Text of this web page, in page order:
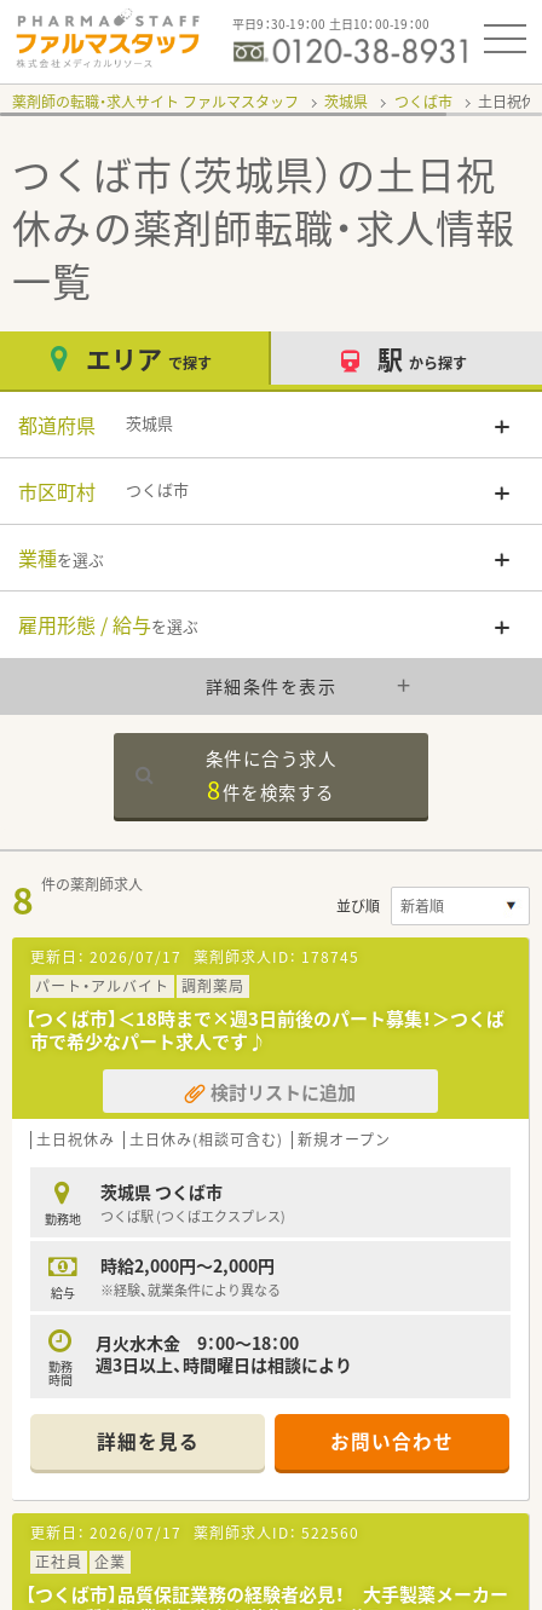
平日9：30-19：00 土日10：00-19：00
薬剤師の転職・求人サイト ファルマスタッフ 茨城県 つくば市 土日祝
つくば市（茨城県）の土日祝
休みの薬剤師転職・求人情報
一覧
エリア で探す 駅 から探す
都道府県 茨城県
市区町村 つくば市
業種を選ぶ
雇用形態 / 給与を選ぶ
詳細条件を表示
条件に合う求人
8件を検索する
8 件の薬剤師求人
並び順
更新日： 2026/07/17 薬剤師求人ID： 178745
パート・アルバイト
調剤薬局
【つくば市】＜18時まで×週3日前後のパート募集！＞つくば
市で希少なパート求人です♪
検討リストに追加
土日祝休み 土日休み(相談可含む) 新規オープン
勤務地
茨城県 つくば市
つくば駅 (つくばエクスプレス)
給与
時給2,000円～2,000円
※経験、就業条件により異なる
勤務
時間
月火水木金 9：00～18：00
週3日以上、時間曜日は相談により
詳細を見る お問い合わせ
更新日： 2026/07/17 薬剤師求人ID： 522560
正社員
企業
【つくば市】品質保証業務の経験者必見！ 大手製薬メーカー